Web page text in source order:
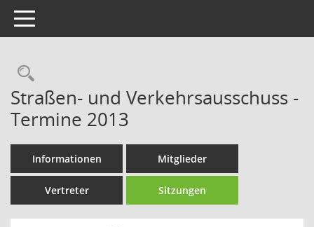
Toggle navigation
Rechercheauswahl
Straßen- und Verkehrsausschuss -
Termine 2013
Informationen Mitglieder
Vertreter Sitzungen